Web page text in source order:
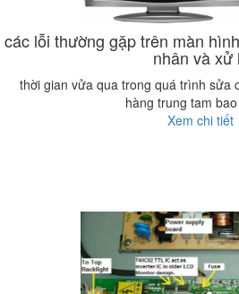
các lỗi thường gặp trên màn
nhân và xử
thời gian vửa qua trong quá trình sửa
hàng trung tam
Xem chi tiết